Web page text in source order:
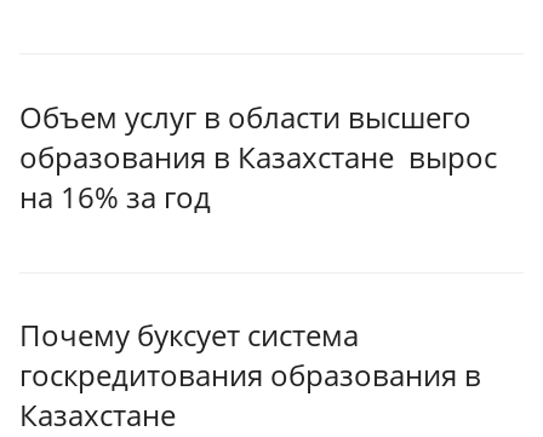
Объем услуг в области высшего
образования в Казахстане вырос
на 16% за год
Почему буксует система
госкредитования образования в
Казахстане